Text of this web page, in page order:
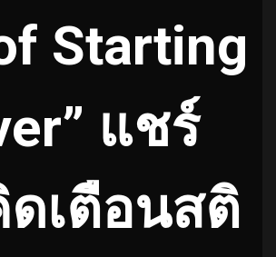
Starting
แชร์
เตือนสติ